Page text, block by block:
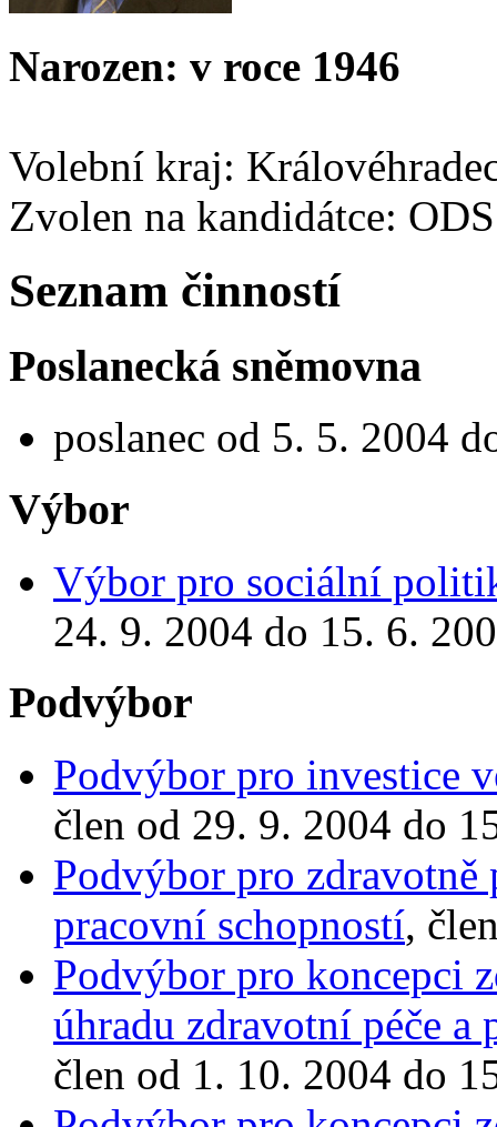
Narozen: v roce 1946
Volební kraj:
Zvolen na kandidátce: ODS
Seznam činností
Poslanecká sněmovna
poslanec od 5. 5. 2004
Výbor
Výbor pro sociální
24. 9. 2004 do 15. 6.
Podvýbor
Podvýbor pro investice
člen od 29. 9. 2004 do
Podvýbor pro zdravotně
pracovní schopností,
Podvýbor pro koncepci
úhradu zdravotní péče
člen od 1. 10. 2004 do